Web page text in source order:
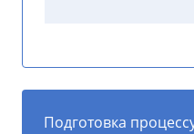
Подготовка